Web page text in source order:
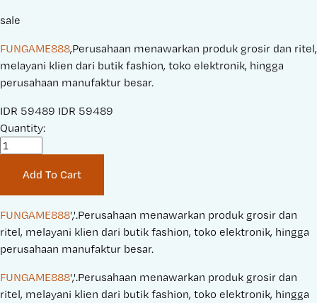
sale
FUNGAME888,Perusahaan menawarkan produk grosir dan ritel,
melayani klien dari butik fashion, toko elektronik, hingga
perusahaan manufaktur besar.
S
a
r
i
c
e
IDR 59489 O
i
n
a
l
P
i
c
IDR 59489
Quantity:
Add To Cart
FUNGAME888','.Perusahaan menawarkan produk grosir dan
ritel, melayani klien dari butik fashion, toko elektronik, hingga
perusahaan manufaktur besar.
FUNGAME888','.Perusahaan menawarkan produk grosir dan
ritel, melayani klien dari butik fashion, toko elektronik, hingga